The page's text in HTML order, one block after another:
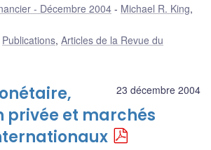
- Décembre 2004 Michael R. King,
Publications, Articles de la Revue du
23 décembre 2004
et marchés